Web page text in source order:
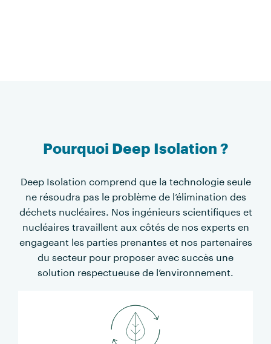
Pourquoi Deep Isolation ?
Deep Isolation comprend que la technologie seule
ne résoudra pas le problème de l’élimination des
déchets nucléaires. Nos ingénieurs scientifiques et
nucléaires travaillent aux côtés de nos experts en
engageant les parties prenantes et nos partenaires
du secteur pour proposer avec succès une
solution respectueuse de l’environnement.